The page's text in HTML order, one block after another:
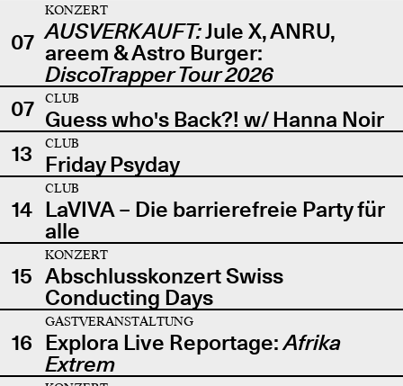
07
KONZERT
AUSVERKAUFT:Jule X, ANRU,
areem & Astro Burger:
DiscoTrapper Tour 2026
07
CLUB
Guess who's Back?! w/ Hanna Noir
13
CLUB
Friday Psyday
14
CLUB
LaVIVA – Die barrierefreie Party für
alle
15
KONZERT
Abschlusskonzert Swiss
Conducting Days
16
GASTVERANSTALTUNG
Explora Live Reportage:Afrika
Extrem